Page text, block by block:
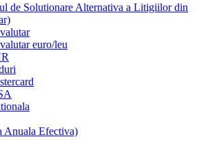
de Solutionare Alternativa a Litigiilor din
euro/leu
Anuala Efectiva)